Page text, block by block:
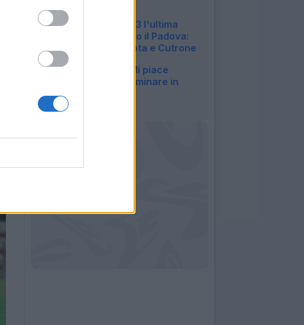
22:51
Monza, finisce 3-3 l'ultima
amichevole contro il Padova:
in gol Pessina, Mota e Cutrone
22:50
Milan, Jashari: "Mi piace
Amorim, vuole dominare in
mezzo al campo"
20:30